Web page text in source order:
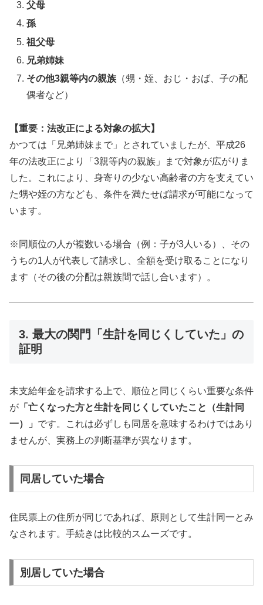
父母
孫
祖父母
兄弟姉妹
その他3親等内の親族 （甥・姪、おじ・おば、子の配
偶者など）
【重要：法改正による対象の拡大】
かつては「兄弟姉妹まで」とされていましたが、平成26
年の法改正により「3親等内の親族」まで対象が広がりま
した。これにより、身寄りの少ない高齢者の方を支えてい
た甥や姪の方なども、条件を満たせば請求が可能になって
います。
※同順位の人が複数いる場合（例：子が3人いる）、その
うちの1人が代表して請求し、全額を受け取ることになり
ます（その後の分配は親族間で話し合います）。
3. 最大の関門「生計を同じくしていた」の
証明
未支給年金を請求する上で、順位と同じくらい重要な条件
が 「亡くなった方と生計を同じくしていたこと（生計同
一）」 です。これは必ずしも同居を意味するわけではあり
ませんが、実務上の判断基準が異なります。
同居していた場合
住民票上の住所が同じであれば、原則として生計同一とみ
なされます。手続きは比較的スムーズです。
別居していた場合